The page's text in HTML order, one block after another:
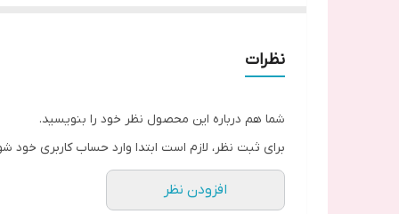
نظرات
شما هم درباره این محصول نظر خود را بنویسید.
برای ثبت نظر، لازم است ابتدا وارد حساب کاربری خود
افزودن نظر